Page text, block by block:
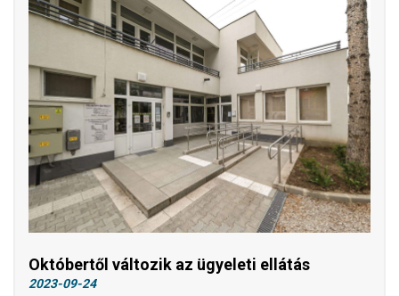
Októbertől változik az ügyeleti ellátás
2023-09-24